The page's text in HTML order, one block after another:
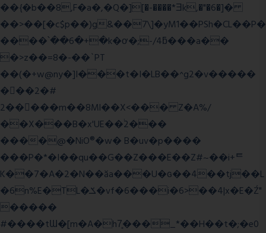
��{�b��8,F�a�,�Q�][�-����*Ǝk,�"�6�]�
��>��[�c$p��)g&��7\]�yM1��PSh�CL��P�
����՝��6�+�k�ơ�;-/4ƃ���a��
�>z��=8�-��`PT
��(�+w@ny�]I���t�I�LB��^g2�v�����
��ٕ�2�#
2�����m��8Ml��X<��� Z�A%/
��X���B�x'UE��֔2���
����@�NiO®�w� B�uv�p����
���P�*�I��qu��G��Z��� E��Z#~��i+ᄐ
K��7�A�2�N��ăa���U�ɢ��4��tj��L
�6n%E�TL�ݎ�vf�6���i�6>��4|x�E�Ź"
�����
#����tƜ�[m�A�h7̥���_*��H��t�;�e0